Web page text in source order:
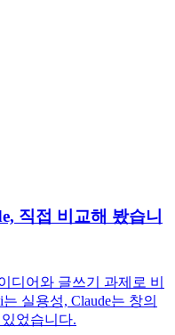
직접 비교해 봤습니
디어와 글쓰기 과제로 비
실용성, Claude는 창의
었습니다.